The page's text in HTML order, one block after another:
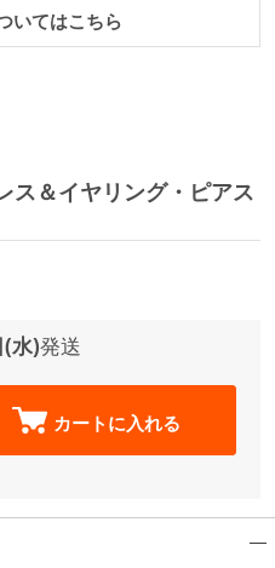
いてはこちら
ス＆イヤリング・ピアス
水)発送
カートに入れる